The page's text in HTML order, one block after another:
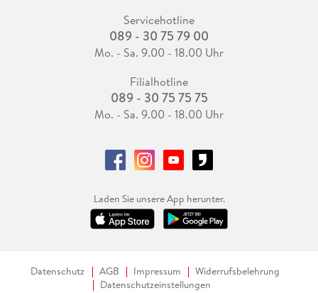
Servicehotline
089 - 30 75 79 00
Mo. - Sa. 9.00 - 18.00 Uhr
Filialhotline
089 - 30 75 75 75
Mo. - Sa. 9.00 - 18.00 Uhr
Laden Sie unsere App herunter.
Datenschutz AGB Impressum
Widerrufsbelehrung
Datenschutzeinstellungen